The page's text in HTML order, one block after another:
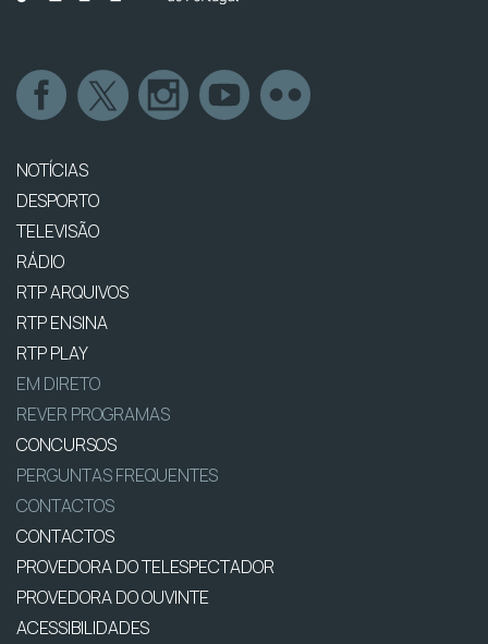
NOTÍCIAS
DESPORTO
TELEVISÃO
RÁDIO
RTP ARQUIVOS
RTP ENSINA
RTP PLAY
EM DIRETO
REVER PROGRAMAS
CONCURSOS
PERGUNTAS FREQUENTES
CONTACTOS
CONTACTOS
PROVEDORA DO TELESPECTADOR
PROVEDORA DO OUVINTE
ACESSIBILIDADES